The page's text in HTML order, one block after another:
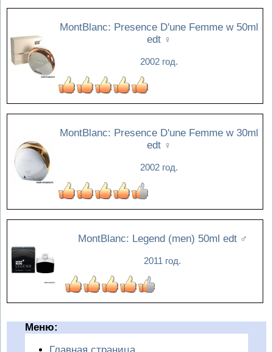
MontBlanc: Presence D'une Femme w 50ml
edt ♀
2002 год.
MontBlanc: Presence D'une Femme w 30ml
edt ♀
2002 год.
MontBlanc: Legend (men) 50ml edt ♂
2011 год.
Меню: